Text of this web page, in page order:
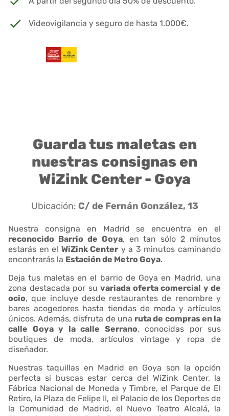
Videovigilancia y seguro de hasta 1.000€.
Guarda tus maletas en
nuestras consignas en
WiZink Center - Goya
Ubicación: C/ de Fernán González, 13
Nuestra consigna en Madrid se encuentra en el
reconocido Barrio de Goya, en tan sólo 2 minutos
estarás en el WiZink Center y a 3 minutos caminando
encontrarás la Estación de Metro Goya.
Deja tus maletas en el barrio de Goya en Madrid, una
zona destacada por su variada oferta comercial y de
ocio, que incluye desde restaurantes de renombre y
bares acogedores hasta tiendas de moda y artículos
únicos. Además, disfruta de una ruta de compras en la
calle Goya y la calle Serrano, conocidas por sus
boutiques de moda, artículos vintage y ropa de
diseñador.
Nuestras taquillas en Madrid en Goya son la opción
perfecta si buscas estar cerca del WiZink Center, la
Fábrica Nacional de Moneda y Timbre, el Parque de El
Retiro, la Plaza de Felipe II, el Palacio de los Deportes de
la Comunidad de Madrid, el Nuevo Teatro Alcalá, la